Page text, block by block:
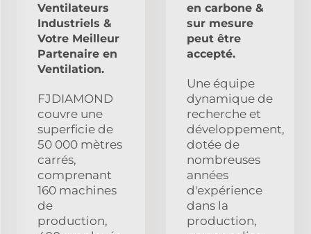
Ventilateurs
Industriels &
Votre Meilleur
Partenaire en
Ventilation.
FJDIAMOND
couvre une
superficie de
50 000 mètres
carrés,
comprenant
160 machines
de
production,
en carbone &
sur mesure
peut être
accepté.
Une équipe
dynamique de
recherche et
développement,
dotée de
nombreuses
années
d'expérience
dans la
production,